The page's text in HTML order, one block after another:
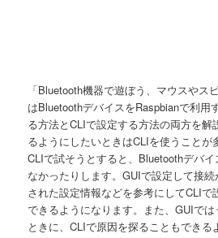
「Bluetooth機器で遊ぼう、マウスやス
はBluetoothデバイスをRaspbianで利用
る方法とCLIで設定する方法の両方を解
るようにしたいときはCLIを使うことが
CLIで試そうとすると、Bluetoothデバ
なかったりします。GUIで設定して接
された設定情報などを参考にしてCLIで
できるようになります。また、GUIで
ときに、CLIで原因を探ることもでき